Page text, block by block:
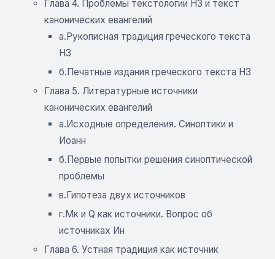
Глава 4. Проблемы текстологии НЗ и текст
канонических евангелий
а.Рукописная традиция греческого текста
НЗ
б.Печатные издания греческого текста НЗ
Глава 5. Литературные источники
канонических евангелий
а.Исходные определения. Синоптики и
Иоанн
б.Первые попытки решения синоптической
проблемы
в.Гипотеза двух источников
г.Мк и Q как источники. Вопрос об
источниках Ин
Глава 6. Устная традиция как источник